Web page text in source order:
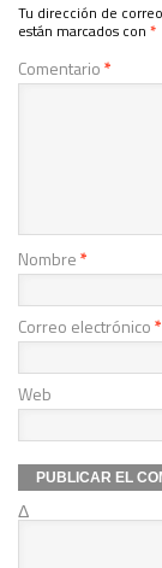
Tu dirección de
están marcados con *
Comentario*
Nombre*
Correo electrónico*
Web
Δ